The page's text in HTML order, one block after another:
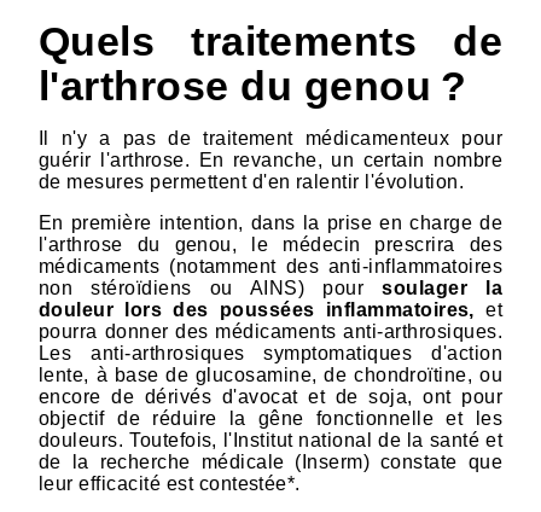
Quels traitements de
l'arthrose du genou ?
Il n'y a pas de traitement médicamenteux pour
guérir l'arthrose. En revanche, un certain nombre
de mesures permettent d'en ralentir l'évolution.
En première intention, dans la prise en charge de
l'arthrose du genou, le médecin prescrira des
médicaments (notamment des anti-inflammatoires
non stéroïdiens ou AINS) pour soulager la
douleur lors des poussées inflammatoires, et
pourra donner des médicaments anti-arthrosiques.
Les anti-arthrosiques symptomatiques d'action
lente, à base de glucosamine, de chondroïtine, ou
encore de dérivés d'avocat et de soja, ont pour
objectif de réduire la gêne fonctionnelle et les
douleurs. Toutefois, l'Institut national de la santé et
de la recherche médicale (Inserm) constate que
leur efficacité est contestée*.